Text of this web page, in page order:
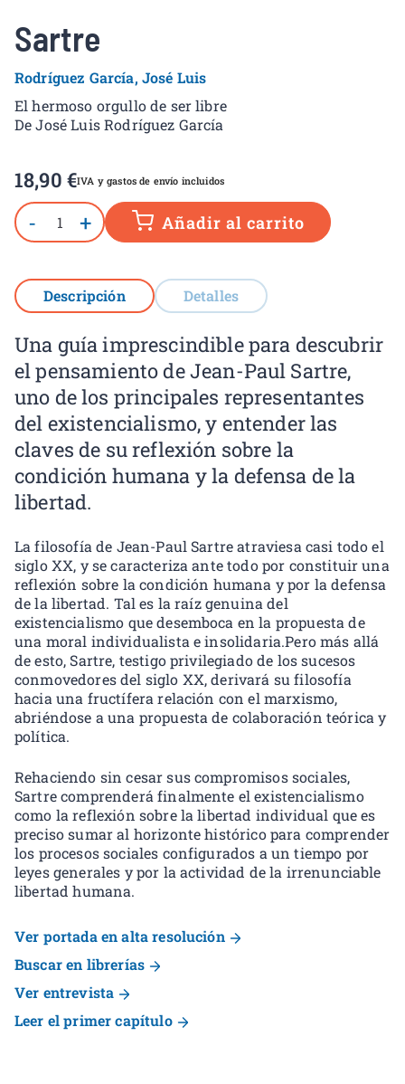
Sartre
Rodríguez García, José Luis
El hermoso orgullo de ser libre
De José Luis Rodríguez García
Descripción Detalles
Una guía imprescindible para descubrir
el pensamiento de Jean-Paul Sartre,
uno de los principales representantes
del existencialismo, y entender las
claves de su reflexión sobre la
condición humana y la defensa de la
libertad.
La filosofía de Jean-Paul Sartre atraviesa casi todo el
siglo XX, y se caracteriza ante todo por constituir una
reflexión sobre la condición humana y por la defensa
de la libertad. Tal es la raíz genuina del
existencialismo que desemboca en la propuesta de
una moral individualista e insolidaria.Pero más allá
de esto, Sartre, testigo privilegiado de los sucesos
conmovedores del siglo XX, derivará su filosofía
hacia una fructífera relación con el marxismo,
abriéndose a una propuesta de colaboración teórica y
política.
Rehaciendo sin cesar sus compromisos sociales,
Sartre comprenderá finalmente el existencialismo
como la reflexión sobre la libertad individual que es
preciso sumar al horizonte histórico para comprender
los procesos sociales configurados a un tiempo por
leyes generales y por la actividad de la irrenunciable
libertad humana.
Ver portada en alta resolución
Buscar en librerías
Ver entrevista
Leer el primer capítulo
18,90 €IVA y gastos de envío incluidos
- + Añadir al carrito